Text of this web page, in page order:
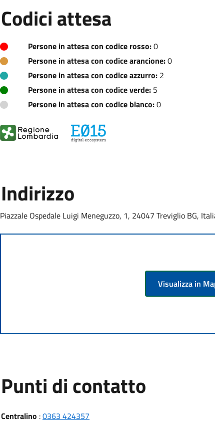
Codici attesa
Persone in attesa con codice rosso:0
Persone in attesa con codice arancione:0
Persone in attesa con codice azzurro:2
Persone in attesa con codice verde:5
Persone in attesa con codice bianco:0
Indirizzo
Piazzale Ospedale Luigi Meneguzzo, 1, 24047 Treviglio BG,
Visualizza in
Punti di contatto
Centralino :0363 424357